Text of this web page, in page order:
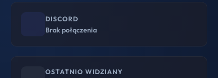
DISCORD
Brak połączenia
OSTATNIO WIDZIANY